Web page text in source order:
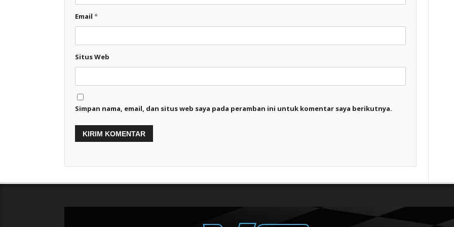
Email *
Situs Web
Simpan nama, email, dan situs web saya pada peramban ini untuk komentar saya berikutnya.